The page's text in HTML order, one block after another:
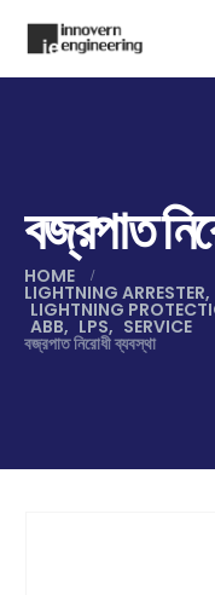
বজ্রপাত
HOME
LIGHTNING ARRESTER,
LIGHTNING
ABB, LPS, SERVICE
বজ্রপাত নিরোধী ব্যবস্থা